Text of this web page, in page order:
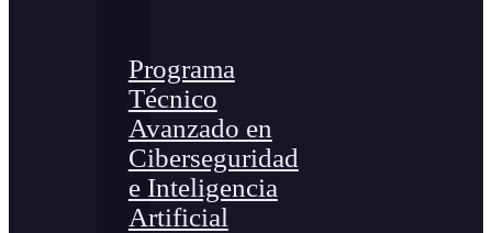
Programa
Técnico
Avanzado en
Ciberseguridad
e Inteligencia
Artificial